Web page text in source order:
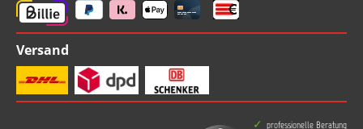
Versand
professionelle Beratung